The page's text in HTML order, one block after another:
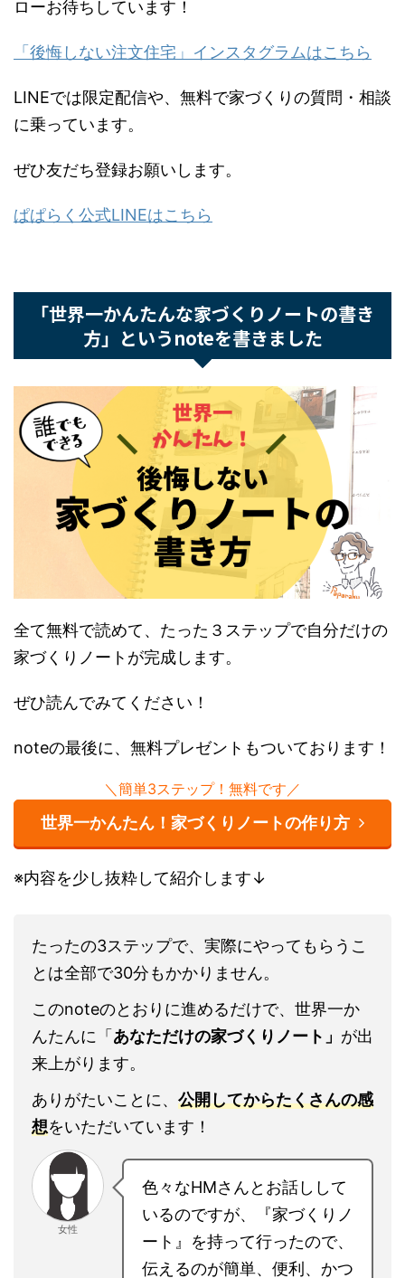
【収納編】新築間取りの成功
る【注文住宅】
「後悔しない注文住宅」インスタグラムはこちら
LINEでは限定配信や、無料で家づくりの質問・相
談に乗っています。
ぜひ友だち登録お願いします。
ぱぱらく公式LINEはこちら
「世界一かんたんな家づくりノートの書き
方」というnoteを書きました
全て無料で読めて、たった３ステップで自分だけ
ぜひ読んでみてください！
noteの最後に、無料プレゼントもついておりま
す！
＼簡単3ステップ！無料です／
世界一かんたん！家づくりノートの作り方
※内容を少し抜粋して紹介します↓
たったの3ステップで、実際にやってもらう
ことは全部で30分もかかりません。